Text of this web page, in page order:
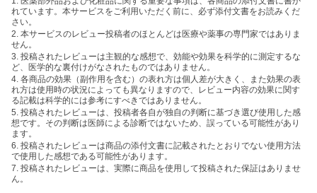
れています。本サービスをご利用いただく前に、必ず添付文書をお読みくだ
さい。
2. 本サービスのレビュー投稿者のほとんどは医療や薬事の専門家ではありま
せん。
3. 投稿されたレビューは主観的な感想で、効能や効果を科学的に測定するな
ど、医学的な裏付けがなされたものではありません。
4. 各商品の効果（副作用を含む）の表れ方は個人差が大きく、また効果の表
れ方は使用時の状況によっても異なりますので、レビュー内容の効果に関す
る記載は科学的には参考にすべきではありません。
5. 投稿されたレビューは、投稿者各自が独自の判断に基づき選び使用した感
想です。その判断は医師による診断ではないため、誤っている可能性があり
ます。
6. 投稿されたレビューは商品の添付文書に記載されたとおりでない使用方法
で使用した感想である可能性があります。
7. 投稿されたレビューは、実際に商品を使用して投稿された保証はありませ
ん。